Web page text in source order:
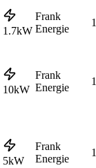
1.7kW
Frank
Energie
1
10kW
Frank
Energie
1
5kW
Frank
Energie
1